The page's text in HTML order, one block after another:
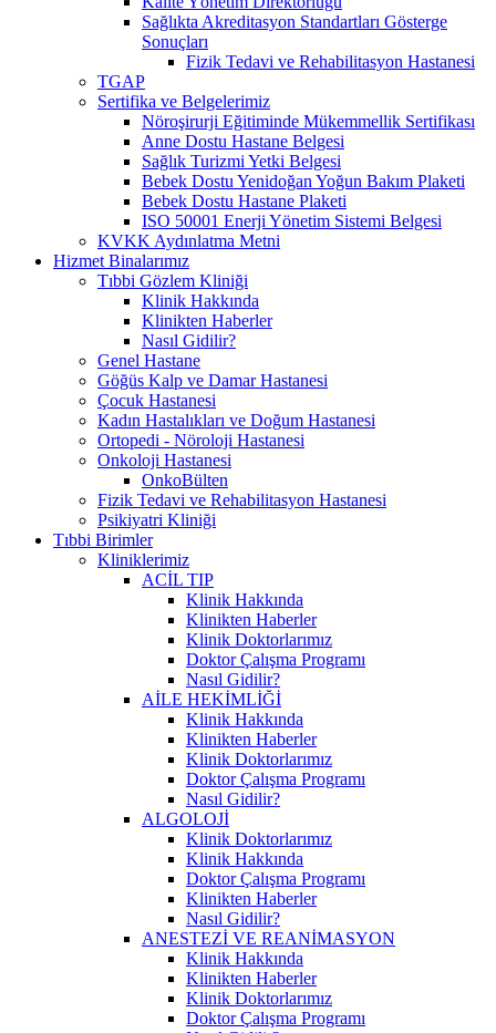
Sağlıkta Akreditasyon Standartları Gösterge
Sonuçları
Fizik Tedavi ve Rehabilitasyon Hastanesi
TGAP
Sertifika ve Belgelerimiz
Nöroşirurji Eğitiminde Mükemmellik Sertifikası
Anne Dostu Hastane Belgesi
Sağlık Turizmi Yetki Belgesi
Bebek Dostu Yenidoğan Yoğun Bakım Plaketi
Bebek Dostu Hastane Plaketi
ISO 50001 Enerji Yönetim Sistemi Belgesi
KVKK Aydınlatma Metni
Hizmet Binalarımız
Tıbbi Gözlem Kliniği
Klinik Hakkında
Klinikten Haberler
Nasıl Gidilir?
Genel Hastane
Göğüs Kalp ve Damar Hastanesi
Çocuk Hastanesi
Kadın Hastalıkları ve Doğum Hastanesi
Ortopedi - Nöroloji Hastanesi
Onkoloji Hastanesi
OnkoBülten
Fizik Tedavi ve Rehabilitasyon Hastanesi
Psikiyatri Kliniği
Tıbbi Birimler
Kliniklerimiz
ACİL TIP
Klinik Hakkında
Klinikten Haberler
Klinik Doktorlarımız
Doktor Çalışma Programı
Nasıl Gidilir?
AİLE HEKİMLİĞİ
Klinik Hakkında
Klinikten Haberler
Klinik Doktorlarımız
Doktor Çalışma Programı
Nasıl Gidilir?
ALGOLOJİ
Klinik Doktorlarımız
Klinik Hakkında
Doktor Çalışma Programı
Klinikten Haberler
Nasıl Gidilir?
ANESTEZİ VE REANİMASYON
Klinik Hakkında
Klinikten Haberler
Klinik Doktorlarımız
Doktor Çalışma Programı